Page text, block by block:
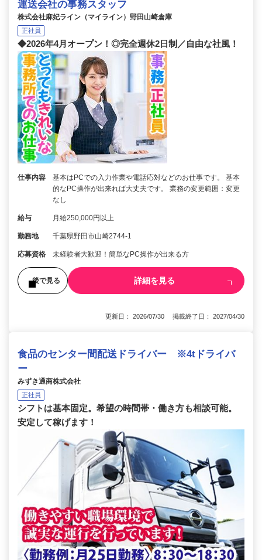
運送会社の事務スタッフ
株式会社麻妃ライン（マイライン）野田山崎倉庫
正社員
◆2026年4月オープン！◎完全週休2日制／自由な社風！
仕事内容
基本はPCでの入力作業や電話応対などのお仕事です。 基本
的なPC操作が出来れば大丈夫です。 業務の変更範囲：変更
なし
給与 月給250,000円以上
勤務地 千葉県野田市山崎2744-1
応募資格 未経験者大歓迎！簡単なPC操作が出来る方
後で見る 詳細を見る
更新日： 2026/07/30 掲載終了日： 2027/04/30
食品のセンター間配送ドライバー ※4tドライバ
ー
みずき通商株式会社
正社員
シフトは基本固定。希望の時間帯・働き方も相談可能。
安定して稼げます！